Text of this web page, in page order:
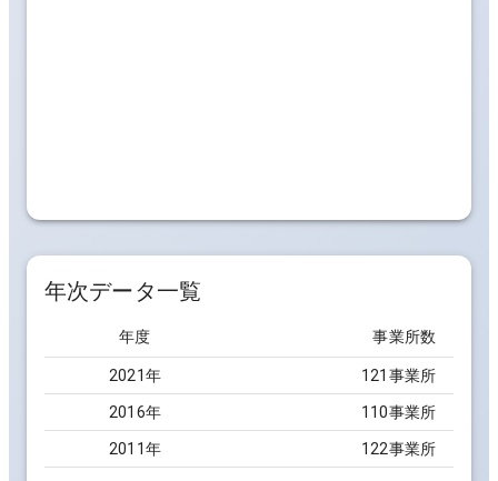
年次データ一覧
年度 事業所数
2021年 121事業所
2016年 110事業所
2011年 122事業所